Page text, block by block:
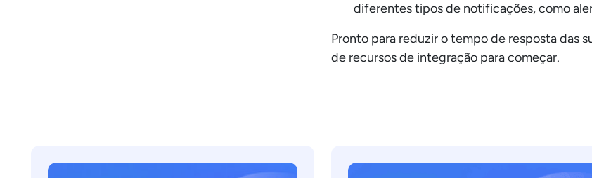
diferentes tipos de notificações, como
Pronto para reduzir o tempo de resposta das
de recursos de integração para começar.